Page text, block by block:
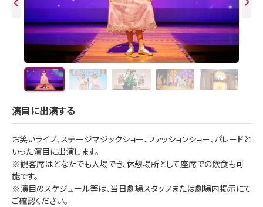
演目に出演する
お笑いライブ、ステージマジックショー、ファッションショー、パレードと
いった演目に出演します。
※観客席はどなたでも入場でき、休憩場所として座席での飲食も可
能です。
※演目のスケジュール等は、当日劇場スタッフまたは劇場内掲示にて
ご確認ください。